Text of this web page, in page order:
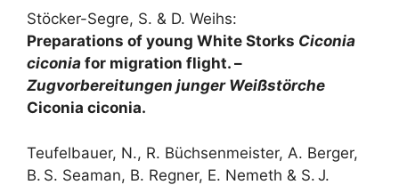
Stöcker-Segre, S. & D. Weihs:
Preparations of young White Storks Ciconia
ciconia for migration flight. –
Zugvorbereitungen junger Weißstörche
Ciconia ciconia.
Teufelbauer, N., R. Büchsenmeister, A. Berger,
B. S. Seaman, B. Regner, E. Nemeth & S. J.